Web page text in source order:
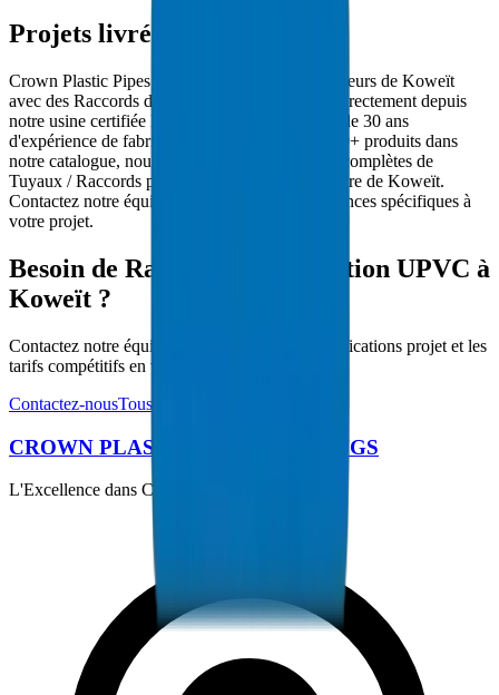
Projets livrés à Koweït
Crown Plastic Pipes approvisionne les entrepreneurs de Koweït
avec des Raccords d'Évacuation UPVC livrés directement depuis
notre usine certifiée ISO 9001:2015. Avec plus de 30 ans
d'expérience de fabrication dans le CCG et 5000+ produits dans
notre catalogue, nous fournissons des solutions complètes de
Tuyaux / Raccords pour les projets d'infrastructure de Koweït.
Contactez notre équipe technique pour les exigences spécifiques à
votre projet.
Besoin de Raccords d'Évacuation UPVC à
Koweït ?
Contactez notre équipe technique pour les spécifications projet et les
tarifs compétitifs en volume.
Contactez-nousTous les produits
CROWN PLASTIC PIPES / FITTINGS
L'Excellence dans Chaque Tuyau